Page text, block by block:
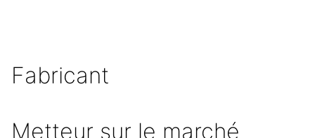
Fabricant
Metteur sur le marché